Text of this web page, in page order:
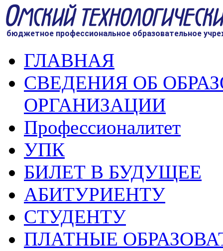
ГЛАВНАЯ
СВЕДЕНИЯ ОБ
ОРГАНИЗАЦИИ
Профессионалитет
УПК
БИЛЕТ В БУДУЩЕЕ
АБИТУРИЕНТУ
СТУДЕНТУ
ПЛАТНЫЕ